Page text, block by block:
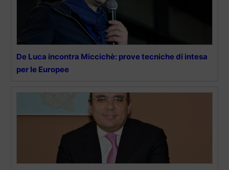
De Luca incontra Miccichè: prove tecniche di intesa
per le Europee